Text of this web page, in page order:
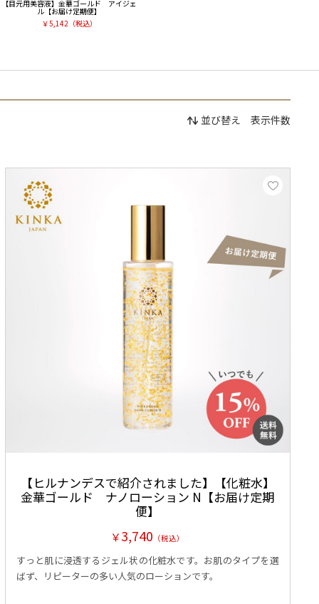
【目元用美容液】金華ゴールド アイジェ
ル【お届け定期便】
￥5,142（税込）
並び替え 表示件数
【ヒルナンデスで紹介されました】【化粧水】
金華ゴールド ナノローション N【お届け定期
便】
￥3,740 （税込）
すっと肌に浸透するジェル状の化粧水です。お肌のタイプを選
ばず、リピーターの多い人気のローションです。